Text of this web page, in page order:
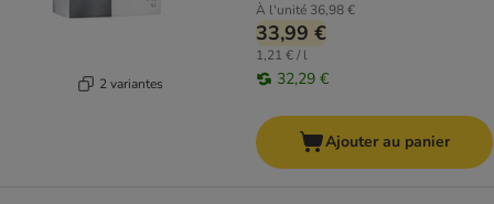
2 variantes
À l'unité 36,98 €
33,99 €
1,21 € / l
32,29 €
Ajouter au panier